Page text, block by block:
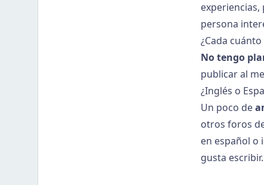
persona
¿Cada
No tengo
publicar al
¿Inglés o
Un poco de
otros foros
en español o
gusta escribir.